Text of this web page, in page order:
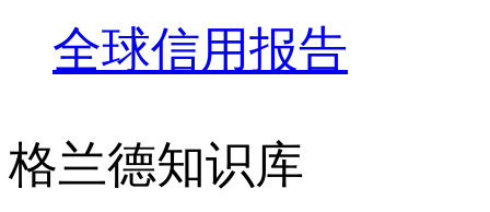
全球信用报告
格兰德知识库